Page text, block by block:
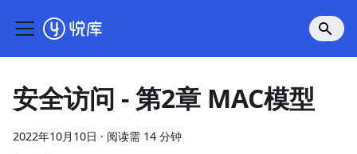
安全访问 - 第2章 MAC模型
2022年10月10日 · 阅读需 14 分钟